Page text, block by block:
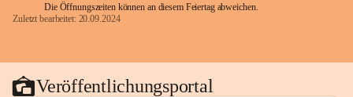
Die Öffnungszeiten können an diesem Feiertag abweichen.
Zuletzt bearbeitet: 20.09.2024
Veröffentlichungsportal